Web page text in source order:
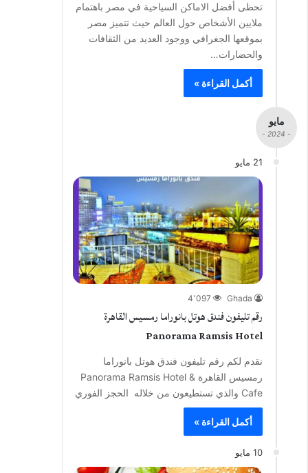
تحظى أفضل الاماكن السياحية في مصر باهتمام
ملايين الأشخاص حول العالم حيث تتميز مصر
بموقعها الجغرافي ووجود العديد من الثقافات
والحضارات…
أكمل القراءة »
مايو
- 2024 -
21 مايو
Ghada 4٬097
رقم تليفون فندق هوتل بانوراما رمسيس القاهرة
Panorama Ramsis Hotel
نقدم لكم رقم تليفون فندق هوتل بانوراما
رمسيس القاهرة Panorama Ramsis Hotel &
Cafe والذي تستطيعون من خلاله الحجز الفوري
أكمل القراءة »
10 مايو